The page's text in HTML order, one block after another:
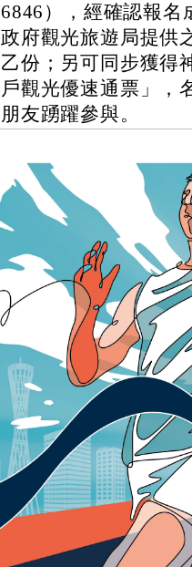
6846），經確認報名
政府觀光旅遊局提供
乙份；另可同步獲得
戶觀光優速通票」，
朋友踴躍參與。